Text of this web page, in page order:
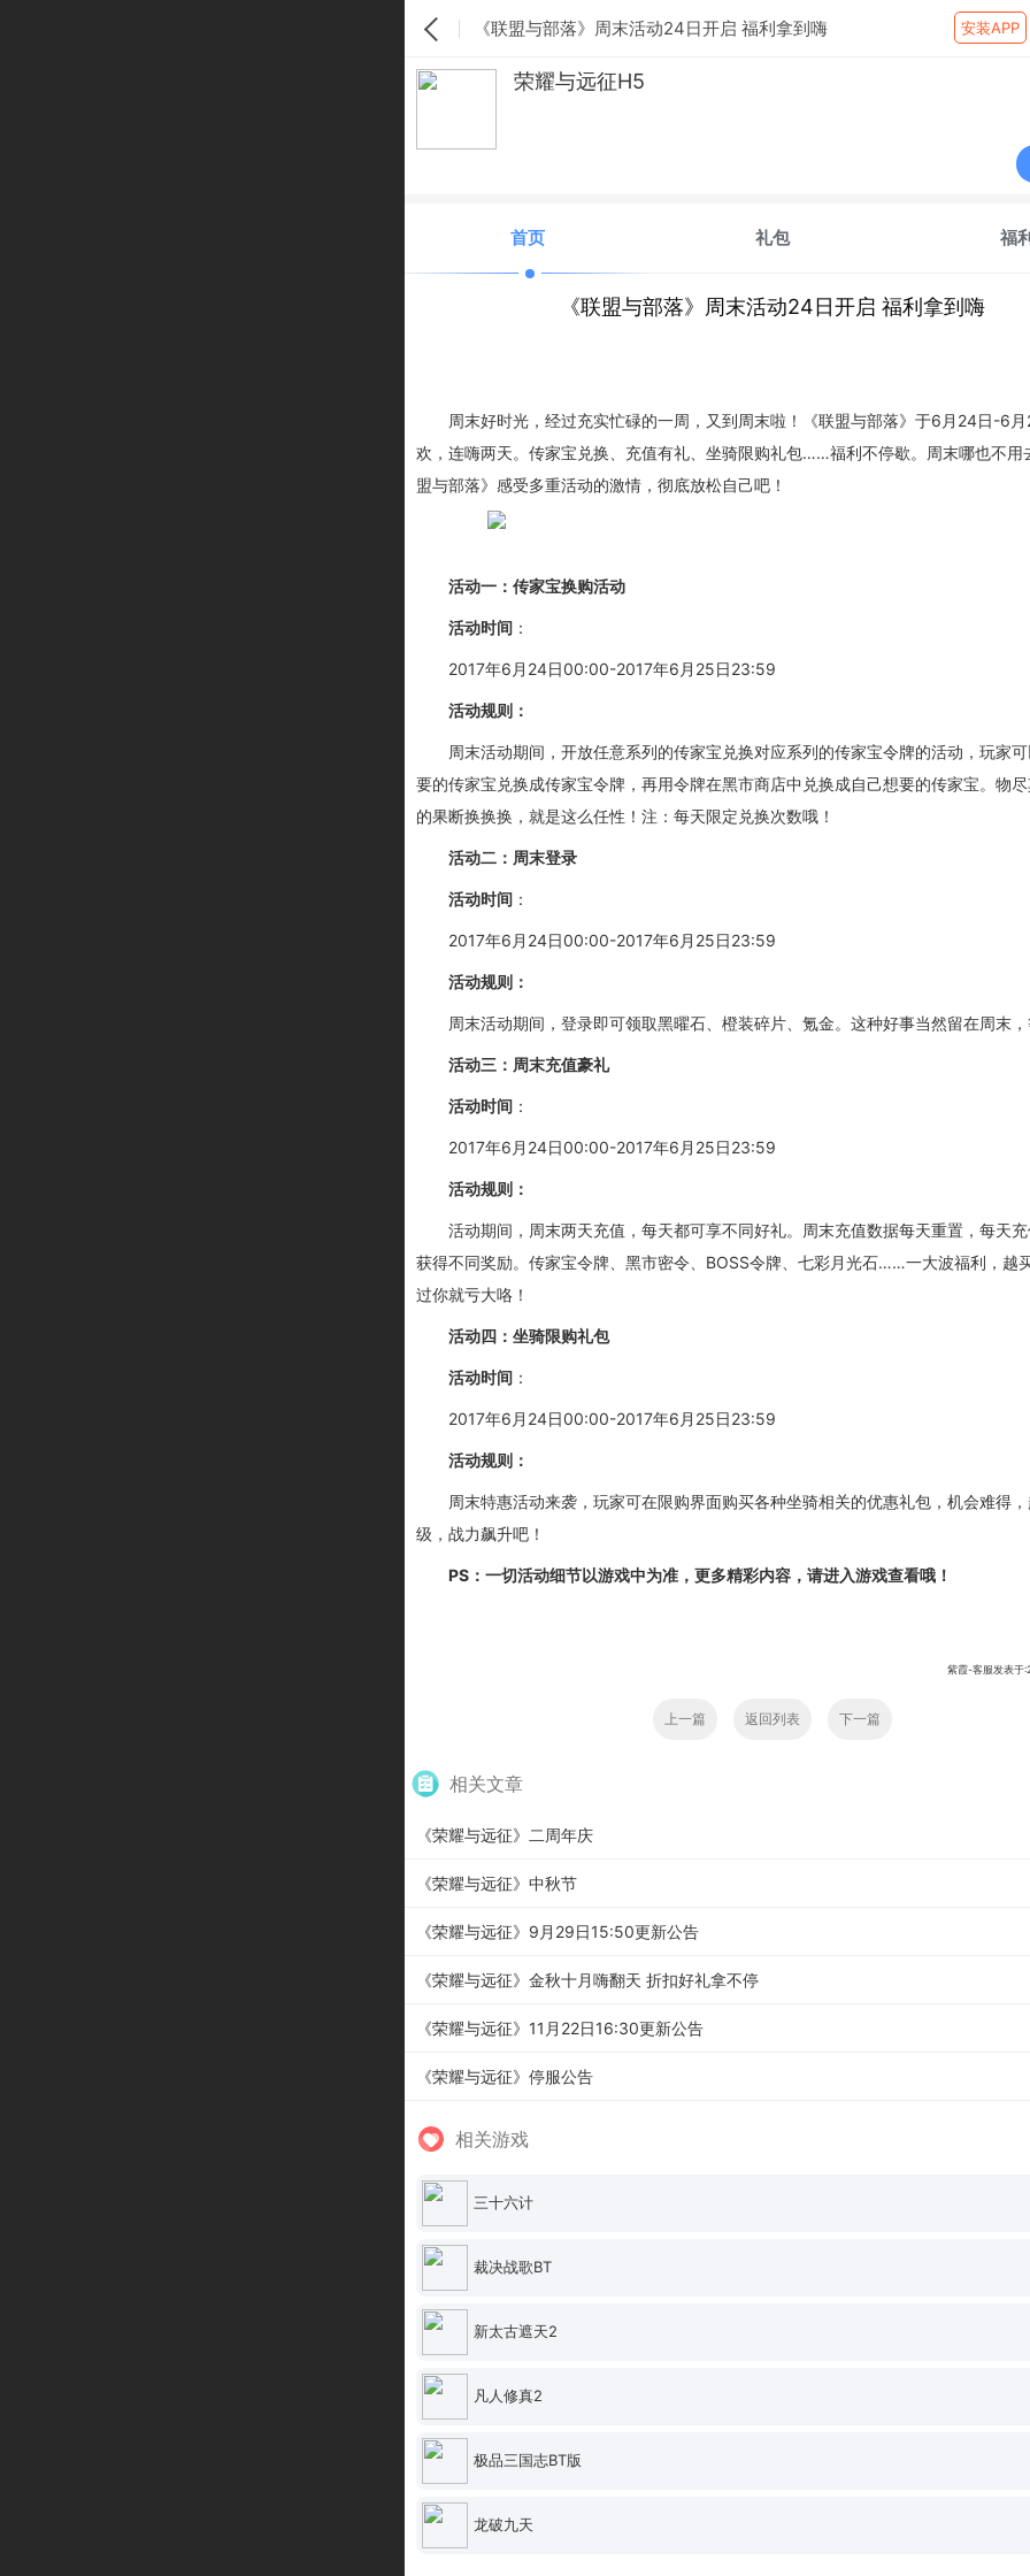
《联盟与部落》周末活动24日开启 福利拿到嗨 安装APP
荣耀与远征H5
首页 礼包 福
《联盟与部落》周末活动24日开启 福利拿到嗨
周末好时光，经过充实忙碌的一周，又到周末啦！《联盟与部落》于6月24日-6月
欢 ，连嗨两天。传家宝兑换、充值有礼、坐骑限购礼包……福利不停歇。
周末哪也不用
盟与部落》感受多重活动的激情，彻底放松自己吧！
活动一：传家宝换购活动
活动时间 ：
2017年6月24日00:00-2017年6月25日23:59
活动规则：
周末活动期间 ， 开放任意系列的传家宝兑换对应系列的传家宝令牌的活动，玩家
要的传家宝兑换成传家宝令牌，再用令牌在黑市商店中兑换成自己想要的传家宝。物
的果断换换换，就是这么任性！注： 每天限定兑换次数哦！
活动二：周末登录
活动时间 ：
2017年6月24日00:00-2017年6月25日23:59
活动规则：
周末活动期间，登录即可领取黑曜石、橙装碎片、氪金。这种好事当然留在周末，
活动三：周末充值豪礼
活动时间 ：
2017年6月24日00:00-2017年6月25日23:59
活动规则：
活动期间，周末两天充值，每天都可享不同好礼。周末充值数据每天重置，每天
获得不同奖励。传家宝令牌 、黑市密令、 BOSS令牌 七彩月光石……一大波福利，越
过你就亏大咯！
活动四：坐骑限购礼包
活动时间 ：
2017年6月24日00:00-2017年6月25日23:59
活动规则：
周末特惠活动来袭，玩家可在限购界面购买各种坐骑相关的优惠礼包，机会难得
级 ，战力飙升吧！
PS：一切活动细节以游戏中为准，更多精彩内容，请进入游戏查看哦！
紫霞-客服发表于
上一篇 返回列表 下一篇
相关文章
《荣耀与远征》二周年庆
《荣耀与远征》中秋节
《荣耀与远征》9月29日15:50更新公告
《荣耀与远征》金秋十月嗨翻天 折扣好礼拿不停
《荣耀与远征》11月22日16:30更新公告
《荣耀与远征》停服公告
相关游戏
三十六计
裁决战歌BT
新太古遮天2
凡人修真2
极品三国志BT版
龙破九天